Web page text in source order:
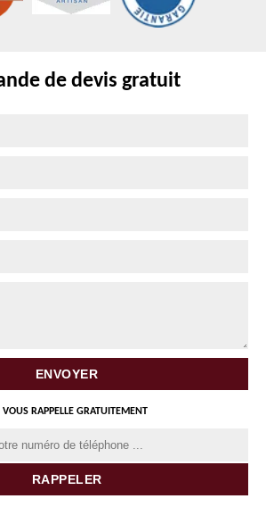
de devis gratuit
RAPPELLE GRATUITEMENT